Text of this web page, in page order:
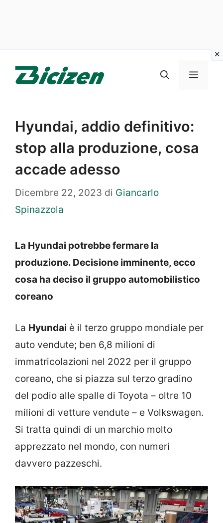
Menu
Hyundai, addio definitivo:
stop alla produzione, cosa
accade adesso
Dicembre 22, 2023 di Giancarlo
Spinazzola
La Hyundai potrebbe fermare la
produzione. Decisione imminente, ecco
cosa ha deciso il gruppo automobilistico
coreano
La Hyundai è il terzo gruppo mondiale per
auto vendute; ben 6,8 milioni di
immatricolazioni nel 2022 per il gruppo
coreano, che si piazza sul terzo gradino
del podio alle spalle di Toyota – oltre 10
milioni di vetture vendute – e Volkswagen.
Si tratta quindi di un marchio molto
apprezzato nel mondo, con numeri
davvero pazzeschi.